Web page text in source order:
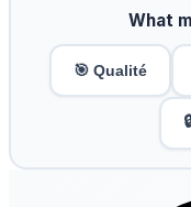
What
🎯 Qualité